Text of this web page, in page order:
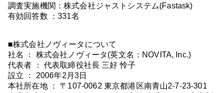
調査実施機関：株式会社ジャストシステム(Fastask)
有効回答数 ：331名
■株式会社ノヴィータについて
社名 ： 株式会社ノヴィータ(英文名：NOVITA, Inc.)
代表者 ： 代表取締役社長 三好 怜子
設立 ： 2006年2月3日
本社所在地 ： 〒107-0062 東京都港区南青山2-7-23-301